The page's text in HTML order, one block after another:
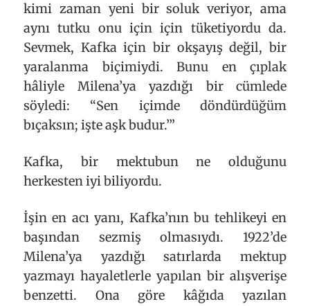
kimi zaman yeni bir soluk veriyor, ama
aynı tutku onu için için tüketiyordu da.
Sevmek, Kafka için bir okşayış değil, bir
yaralanma biçimiydi. Bunu en çıplak
hâliyle Milena’ya yazdığı bir cümlede
söyledi: “Sen içimde döndürdüğüm
bıçaksın; işte aşk budur.’”
Kafka, bir mektubun ne olduğunu
herkesten iyi biliyordu.
İşin en acı yanı, Kafka’nın bu tehlikeyi en
başından sezmiş olmasıydı. 1922’de
Milena’ya yazdığı satırlarda mektup
yazmayı hayaletlerle yapılan bir alışverişe
benzetti. Ona göre kâğıda yazılan